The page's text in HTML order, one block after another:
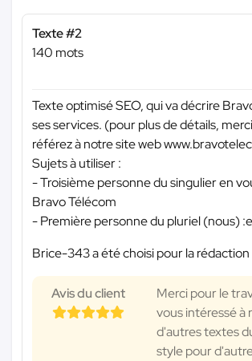
Texte #2
140 mots
Texte optimisé SEO, qui va décrire
ses services. (pour plus de détails,
référez à notre site web
Sujets à utiliser :
- Troisième personne du singulier en
Bravo Télécom
- Première personne du pluriel (nous)
Brice-343 a été choisi pour la
Avis du client
Merci pour le
vous intéressé à
d'autres textes
style pour